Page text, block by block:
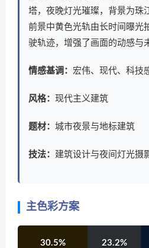
塔，夜晚灯光璀璨，背景为珠
前景中黄色光轨由长时间曝光
驶轨迹，增强了画面的动感与
情感基调： 宏伟、现代、科技
风格： 现代主义建筑
题材： 城市夜景与地标建筑
技法： 建筑设计与夜间灯光摄
主色彩方案
30.5% 23.2%